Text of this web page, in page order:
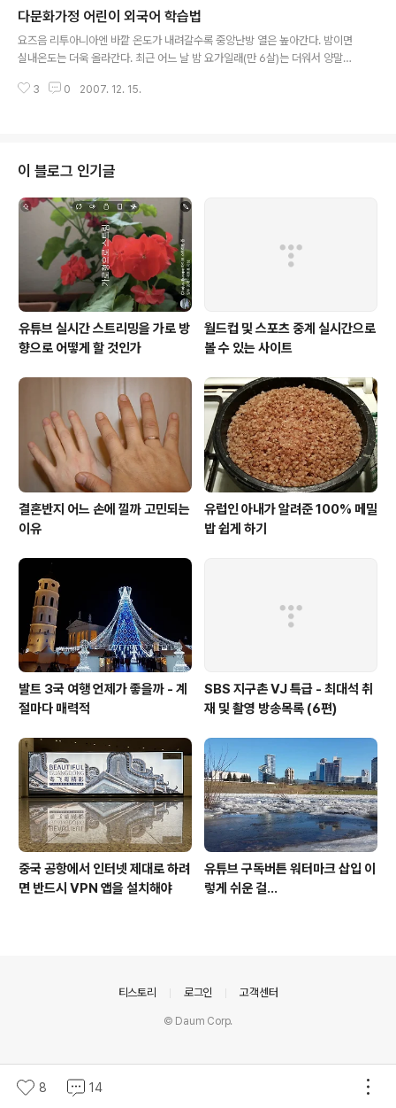
못하다는 것은 그것을 먹어본 이는 다 알겠죠. 한국 배맛을 식구들에게 다시 한
번 확인시키고자 오늘 큰 상점에 가서 세 종류 배를 샀습니다. 리투아니아에도
약간의 배가 나오긴 하지만 작고 딱딱해서 상품성이 거의 없습니다. ▲ 왼쪽부
다문화가정 어린이 외국어 학습법
요즈음 리투아니아엔 바깥 온도가 내려갈수록 중앙난방 열은 높아간다. 밤이면
실내온도는 더욱 올라간다. 최근 어느 날 밤 요가일래(만 6살)는 더워서 양말까
한국어, 영어, 러시아어, 리투아니아어이다. 한국인 아빠와 리투아니아인 엄마
후 리투아니아엔 영어가 현재 러시아어를 밀어내고 있다. 하지만 가까운 장래에
러시아어가 다시 중요한 언어로 부각될 것이라 생각해 러시아어 어린이집에 다
니도록..
3 0 2007. 12. 15.
이 블로그 인기글
유튜브 실시간 스트리밍을 가로 방
향으로 어떻게 할 것인가
월드컵 및 스포츠 중계 실시간으로
볼 수 있는 사이트
결혼반지 어느 손에 낄까 고민되는
이유
유럽인 아내가 알려준 100% 메밀
밥 쉽게 하기
발트 3국 여행 언제가 좋을까 - 계
절마다 매력적
SBS 지구촌 VJ 특급 - 최대석 취
재 및 촬영 방송목록 (6편)
중국 공항에서 인터넷 제대로 하려
면 반드시 VPN 앱을 설치해야
유튜브 구독버튼 워터마크 삽입 이
렇게 쉬운 걸...
8 14
티스토리 로그인 고객센터
© Daum Corp.